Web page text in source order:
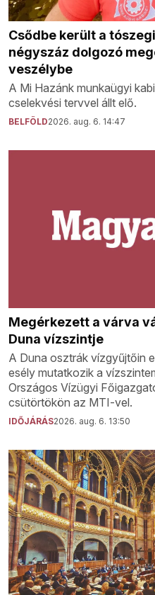
Csődbe került a
négyszáz dolgozó
veszélybe
A Mi Hazánk munkaügyi
cselekvési tervvel állt elő.
BELFÖLD2026. aug. 6. 14:47
Megérkezett a várva
Duna vízszintje
A Duna osztrák vízgyűjtőin
esély mutatkozik a
Országos Vízügyi
csütörtökön az MTI-vel.
IDŐJÁRÁS2026. aug. 6. 13:50